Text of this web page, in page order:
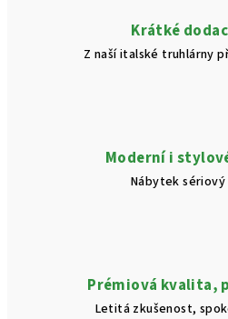
s
u
Krátké
Z naší italské truhlárny
Moderní i
Nábytek sériový
Prémiová kvalita,
Letitá zkušenost,